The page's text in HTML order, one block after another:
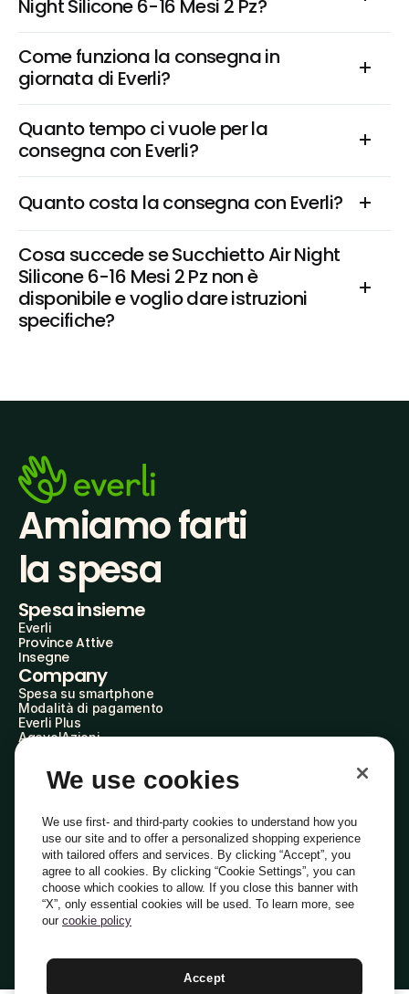
Night Silicone 6-16 Mesi 2 Pz?
Come funziona la consegna in
giornata di Everli?
Quanto tempo ci vuole per la
consegna con Everli?
Quanto costa la consegna con Everli?
Cosa succede se Succhietto Air Night
Silicone 6-16 Mesi 2 Pz non è
disponibile e voglio dare istruzioni
specifiche?
Amiamo farti
la spesa
Spesa insieme
Everli
Province Attive
Insegne
Company
Spesa su smartphone
Modalità di pagamento
Everli Plus
AgevolAzioni
Everli Shoppers
Scopri chi siamo
Domande frequenti
Lavora con noi
Diventa Shopper
Investitori
PrivacyCookiePreferenze Cookie
Termini e Condizioni
Italiano
We use cookies
We use first- and third-party cookies to understand how you
use our site and to offer a personalized shopping experience
with tailored offers and services. By clicking “Accept”, you
agree to all cookies. By clicking “Cookie Settings”, you can
choose which cookies to allow. If you close this banner with
“X”, only essential cookies will be used. To learn more, see
our cookie policy
Accept